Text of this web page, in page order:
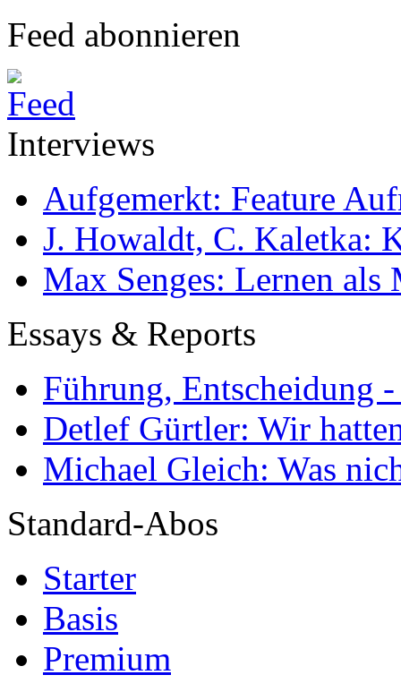
Feed abonnieren
Interviews
Aufgemerkt: Feature
J. Howaldt, C. Kaletka:
Max Senges: Lernen als
Essays & Reports
Führung, Entscheidung
Detlef Gürtler: Wir
Michael Gleich: Was
Standard-Abos
Starter
Basis
Premium